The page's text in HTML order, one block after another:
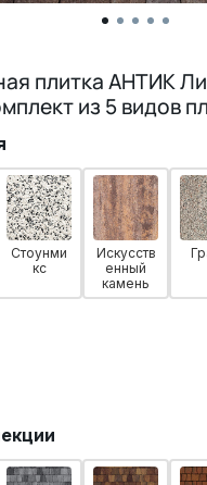
плитка АНТИК
из 5 видов
Стоунми
кс
Искусств
енный
камень